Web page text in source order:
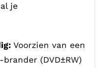
je
Voorzien van een
(DVD±RW)